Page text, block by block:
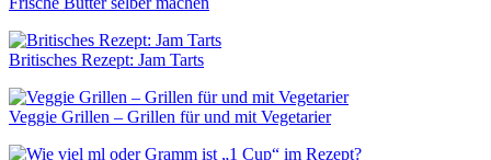
Britisches Rezept: Jam Tarts
Veggie Grillen – Grillen für und mit Vegetarier